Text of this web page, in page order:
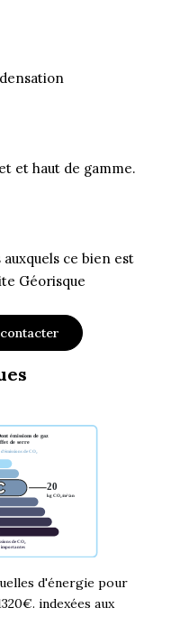
et haut de gamme.
ce bien est
Géorisque
d'énergie pour
indexées aux